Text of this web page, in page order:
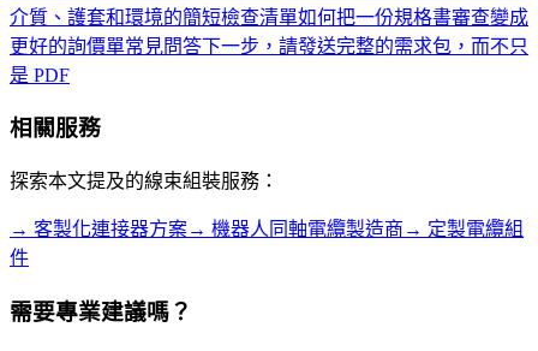
介質、護套和環境的簡短檢查清單如何把一份規格書審查變成
更好的詢價單常見問答下一步，請發送完整的需求包，而不只
是 PDF
相關服務
探索本文提及的線束組裝服務：
→ 客製化連接器方案→ 機器人同軸電纜製造商 → 定製電纜組
件
需要專業建議嗎？